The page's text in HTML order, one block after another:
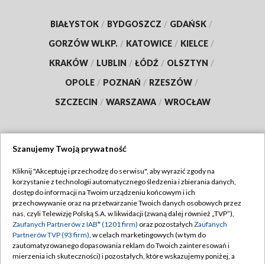
BIAŁYSTOK / BYDGOSZCZ / GDAŃSK /
GORZÓW WLKP. / KATOWICE / KIELCE /
KRAKÓW / LUBLIN / ŁÓDŹ / OLSZTYN /
OPOLE / POZNAŃ / RZESZÓW /
SZCZECIN / WARSZAWA / WROCŁAW
TVP
Abonament TVP
Emisja w TVP
Centrum informacji TVP
Naziemna Telewizja Cyfrowa
Regulamin TVP
Polityka prywatności
Moje zgody
Szanujemy Twoją prywatność
Kliknij "Akceptuję i przechodzę do serwisu", aby wyrazić zgody na
korzystanie z technologii automatycznego śledzenia i zbierania danych,
dostęp do informacji na Twoim urządzeniu końcowym i ich
przechowywanie oraz na przetwarzanie Twoich danych osobowych przez
nas, czyli Telewizję Polską S.A. w likwidacji (zwaną dalej również „TVP”),
Zaufanych Partnerów z IAB* (1201 firm) oraz pozostałych Zaufanych
Partnerów TVP (93 firm), w celach marketingowych (w tym do
zautomatyzowanego dopasowania reklam do Twoich zainteresowań i
mierzenia ich skuteczności) i pozostałych, które wskazujemy poniżej, a